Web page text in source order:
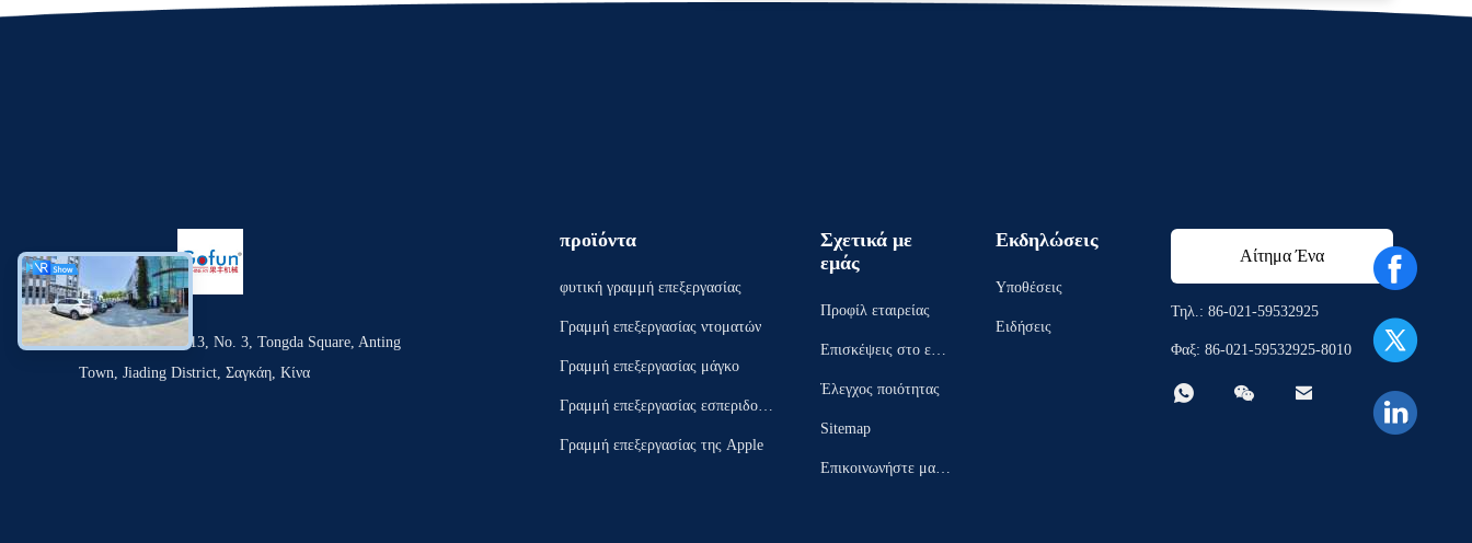
Δωμάτιο 1309-1313, Νο. 3, Tongda Square, Anting
Town, Jiading District, Σαγκάη, Κίνα
προϊόντα
φυτική γραμμή επεξεργασίας
Γραμμή επεξεργασίας ντοματών
Γραμμή επεξεργασίας μάγκο
Γραμμή επεξεργασίας εσπεριδοει
Γραμμή επεξεργασίας της Apple
Σχετικά με
εμάς
Προφίλ εταιρείας
Επισκέψεις στο εργ
Έλεγχος ποιότητας
Sitemap
Επικοινωνήστε μαζί
Εκδηλώσεις
Υποθέσεις
Ειδήσεις
Αίτημα Ένα
απόσπασμα
Τηλ.: 86-021-59532925
Φαξ: 86-021-59532925-8010
  